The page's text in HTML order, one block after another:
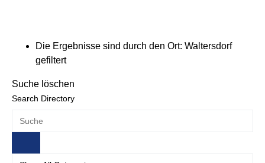
Die Ergebnisse sind durch den Ort: Waltersdorf
gefiltert
Suche löschen
Search Directory